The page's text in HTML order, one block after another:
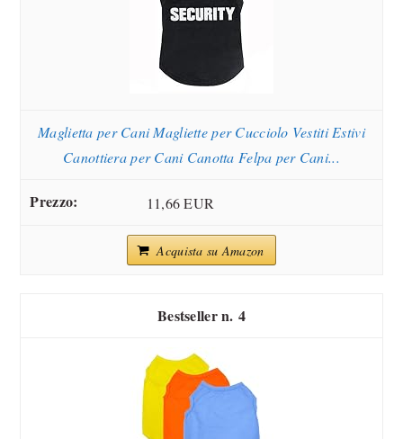
Maglietta per Cani Magliette per Cucciolo Vestiti Estivi
Canottiera per Cani Canotta Felpa per Cani...
11,66 EUR
Acquista su Amazon
4